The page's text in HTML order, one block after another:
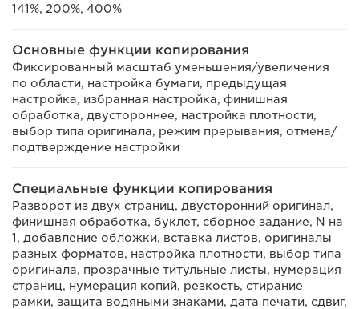
141%, 200%, 400%
Основные функции копирования
Фиксированный масштаб уменьшения/увеличения
по области, настройка бумаги, предыдущая
настройка, избранная настройка, финишная
обработка, двустороннее, настройка плотности,
выбор типа оригинала, режим прерывания, отмена/
подтверждение настройки
Специальные функции копирования
Разворот из двух страниц, двусторонний оригинал,
финишная обработка, буклет, сборное задание, N на
1, добавление обложки, вставка листов, оригиналы
разных форматов, настройка плотности, выбор типа
оригинала, прозрачные титульные листы, нумерация
страниц, нумерация копий, резкость, стирание
рамки, защита водяными знаками, дата печати, сдвиг,